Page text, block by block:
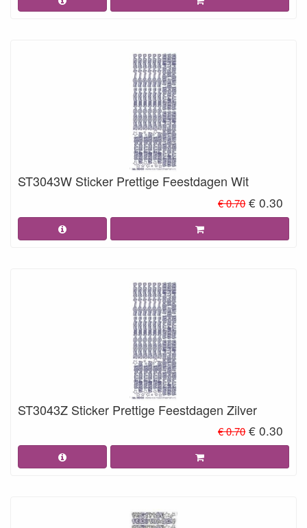
ST3043W Sticker Prettige Feestdagen Wit
€ 0.70 € 0.30
ST3043Z Sticker Prettige Feestdagen Zilver
€ 0.70 € 0.30